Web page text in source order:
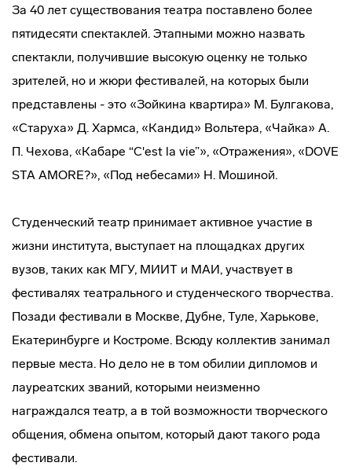
За 40 лет существования театра поставлено более
пятидесяти спектаклей. Этапными можно назвать
спектакли, получившие высокую оценку не только
зрителей, но и жюри фестивалей, на которых были
представлены - это «Зойкина квартира» М. Булгакова,
«Старуха» Д. Хармса, «Кандид» Вольтера, «Чайка» А.
П. Чехова, «Кабаре “C'est la vie”», «Отражения», «DOVE
STA AMORE?», «Под небесами» Н. Мошиной.
Студенческий театр принимает активное участие в
жизни института, выступает на площадках других
вузов, таких как МГУ, МИИТ и МАИ, участвует в
фестивалях театрального и студенческого творчества.
Позади фестивали в Москве, Дубне, Туле, Харькове,
Екатеринбурге и Костроме. Всюду коллектив занимал
первые места. Но дело не в том обилии дипломов и
лауреатских званий, которыми неизменно
награждался театр, а в той возможности творческого
общения, обмена опытом, который дают такого рода
фестивали.